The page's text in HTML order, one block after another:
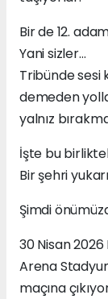
Bir de 12.
Yani sizler…
Tribünde sesi
demeden
yalnız
İşte bu
Bir şehri
Şimdi
30 Nisan
Arena
maçına